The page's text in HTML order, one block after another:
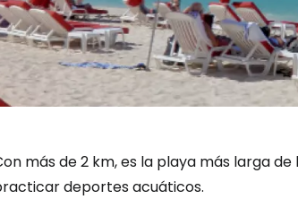
más de 2 km, es la playa más larga
deportes acuáticos.